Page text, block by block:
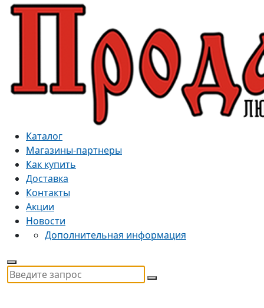
Каталог
Магазины-партнеры
Как купить
Доставка
Контакты
Акции
Новости
Дополнительная информация